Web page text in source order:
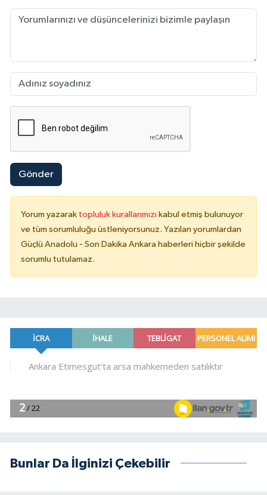
Gönder
Yorum yazarak topluluk kurallarımızı kabul etmiş bulunuyor
ve tüm sorumluluğu üstleniyorsunuz. Yazılan yorumlardan
Güçlü Anadolu - Son Dakika Ankara haberleri hiçbir şekilde
sorumlu tutulamaz.
Bunlar Da İlginizi Çekebilir